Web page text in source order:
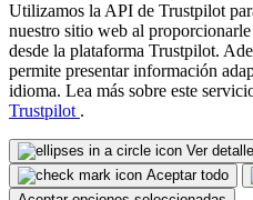
Utilizamos la API de Trustpilot
nuestro sitio web al
desde la plataforma Trustpilot.
permite presentar información
idioma. Lea más sobre este
Trustpilot .
Ver
Aceptar todo